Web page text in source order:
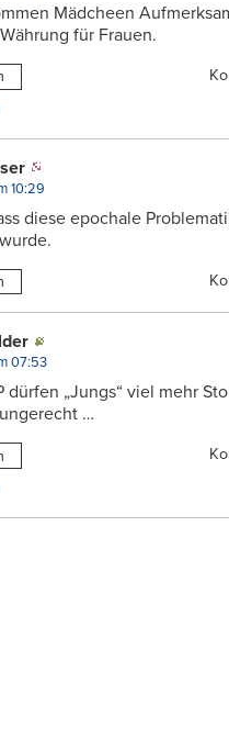
Mädcheen
für Frauen.
10:29
diese epochale
07:53
dürfen „Jungs“ viel mehr
…